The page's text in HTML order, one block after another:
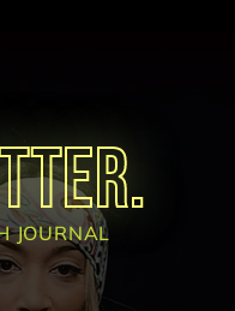
JOURNAL